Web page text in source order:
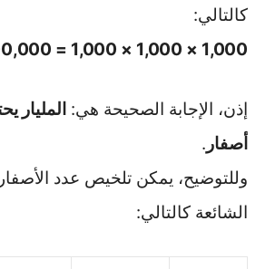
كالتالي:
1,000 × 1,000 × 1,000 = 1,000,000,000
إذن، الإجابة الصحيحة هي:
أصفار .
وللتوضيح، يمكن تلخيص عدد
الشائعة كالتالي: